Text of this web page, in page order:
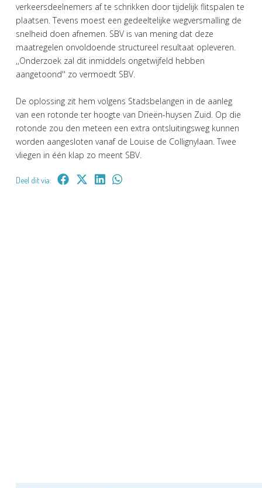
verkeersdeelnemers af te schrikken door tijdelijk flitspalen te
plaatsen. Tevens moest een gedeeltelijke wegversmalling de
snelheid doen afnemen. SBV is van mening dat deze
maatregelen onvoldoende structureel resultaat opleveren.
,,Onderzoek zal dit inmiddels ongetwijfeld hebben
aangetoond'' zo vermoedt SBV.
De oplossing zit hem volgens Stadsbelangen in de aanleg
van een rotonde ter hoogte van Drieën-huysen Zuid. Op die
rotonde zou den meteen een extra ontsluitingsweg kunnen
worden aangesloten vanaf de Louise de Collignylaan. Twee
vliegen in één klap zo meent SBV.
Deel dit via: